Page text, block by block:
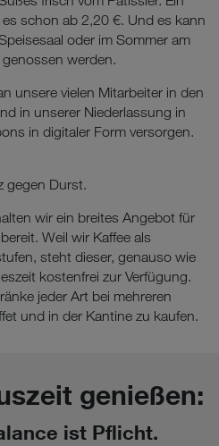
schon ab 2,20 €. Und es kann
oder im Sommer am
werden.
unsere vielen Mitarbeiter in den
in unserer Niederlassung in
in digitaler Form versorgen.
gegen Durst.
wir ein breites Angebot für
Weil wir Kaffee als
steht dieser, genauso wie
kostenfrei zur Verfügung.
jeder Art bei mehreren
und in der Kantine zu kaufen.
genießen:
ist Pflicht.